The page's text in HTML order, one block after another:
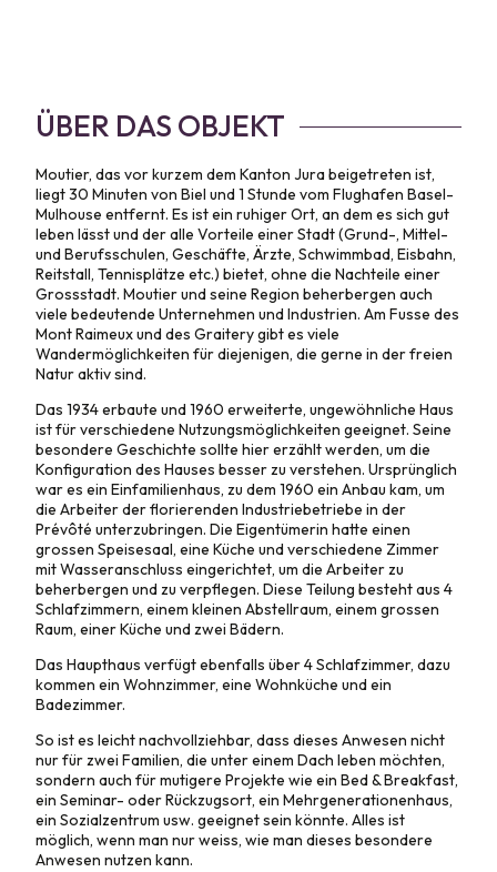
ÜBER DAS OBJEKT
Moutier, das vor kurzem dem Kanton Jura beigetreten ist,
liegt 30 Minuten von Biel und 1 Stunde vom Flughafen Basel-
Mulhouse entfernt. Es ist ein ruhiger Ort, an dem es sich gut
leben lässt und der alle Vorteile einer Stadt (Grund-, Mittel-
und Berufsschulen, Geschäfte, Ärzte, Schwimmbad, Eisbahn,
Reitstall, Tennisplätze etc.) bietet, ohne die Nachteile einer
Grossstadt. Moutier und seine Region beherbergen auch
viele bedeutende Unternehmen und Industrien. Am Fusse des
Mont Raimeux und des Graitery gibt es viele
Wandermöglichkeiten für diejenigen, die gerne in der freien
Natur aktiv sind.
Das 1934 erbaute und 1960 erweiterte, ungewöhnliche Haus
ist für verschiedene Nutzungsmöglichkeiten geeignet. Seine
besondere Geschichte sollte hier erzählt werden, um die
Konfiguration des Hauses besser zu verstehen. Ursprünglich
war es ein Einfamilienhaus, zu dem 1960 ein Anbau kam, um
die Arbeiter der florierenden Industriebetriebe in der
Prévôté unterzubringen. Die Eigentümerin hatte einen
grossen Speisesaal, eine Küche und verschiedene Zimmer
mit Wasseranschluss eingerichtet, um die Arbeiter zu
beherbergen und zu verpflegen. Diese Teilung besteht aus 4
Schlafzimmern, einem kleinen Abstellraum, einem grossen
Raum, einer Küche und zwei Bädern.
Das Haupthaus verfügt ebenfalls über 4 Schlafzimmer, dazu
kommen ein Wohnzimmer, eine Wohnküche und ein
Badezimmer.
So ist es leicht nachvollziehbar, dass dieses Anwesen nicht
nur für zwei Familien, die unter einem Dach leben möchten,
sondern auch für mutigere Projekte wie ein Bed & Breakfast,
ein Seminar- oder Rückzugsort, ein Mehrgenerationenhaus,
ein Sozialzentrum usw. geeignet sein könnte. Alles ist
möglich, wenn man nur weiss, wie man dieses besondere
Anwesen nutzen kann.